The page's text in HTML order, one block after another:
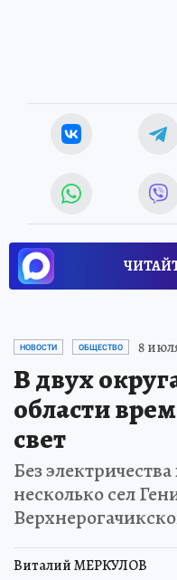
НОВОСТИ ОБЩЕСТВО 8
В двух
области
свет
Без
несколько сел
Виталий МЕРКУЛОВ